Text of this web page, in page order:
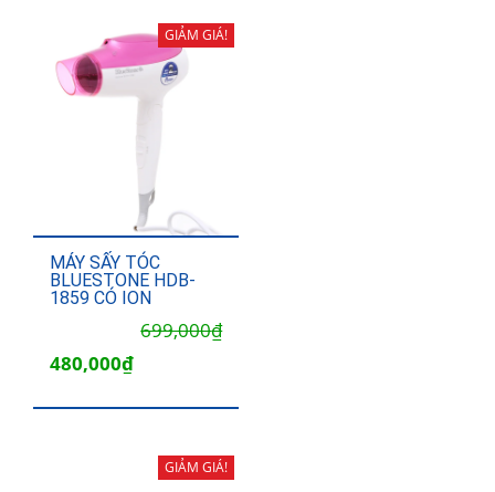
190,000₫.
GIẢM GIÁ!
MÁY SẤY TÓC
BLUESTONE HDB-
1859 CÓ ION
699,000₫
gốc
480,000₫
hiện
GIẢM GIÁ!